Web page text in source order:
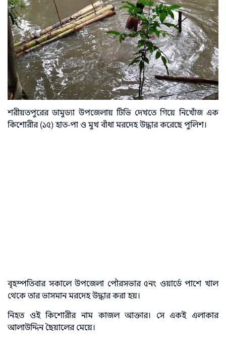
শরীয়তপুরের ডামুড্যা উপজেলায় টিভি দেখতে গিয়ে নিখোঁজ এক
কিশোরীর (১৫) হাত-পা ও মুখ বাঁধা মরদেহ উদ্ধার করেছে পুলিশ।
বৃহস্পতিবার সকালে উপজেলা পৌরসভার ৫নং ওয়ার্ডে পাশে খাল
থেকে তার ভাসমান মরদেহ উদ্ধার করা হয়।
নিহত ওই কিশোরীর নাম কাজল আক্তার। সে একই এলাকার
আলাউদ্দিন ছৈয়ালের মেয়ে।